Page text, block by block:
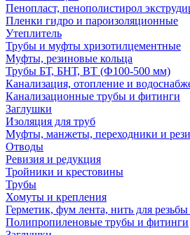
Пенопласт, пенополистирол
Пленки гидро и пароизоляционные
Утеплитель
Трубы и муфты хризотилцементные
Муфты, резиновые кольца
Трубы БТ, БНТ, ВТ (Ф100-500 мм)
Канализация, отопление и
Канализационные трубы и фитинги
Заглушки
Изоляция для труб
Муфты, манжеты, переходники и
Отводы
Ревизия и редукция
Тройники и крестовины
Трубы
Хомуты и крепления
Герметик, фум лента, нить для резьбы
Полипропиленовые трубы и фитинги